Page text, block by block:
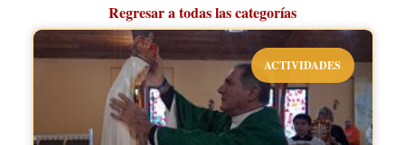
Regresar a todas las categorías
ACTIVIDADES